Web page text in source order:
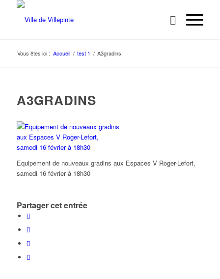
Vous êtes ici : Accueil / test 1 / A3gradins
A3GRADINS
Equipement de nouveaux gradins aux Espaces V Roger-Lefort,
samedi 16 février à 18h30
Partager cet entrée